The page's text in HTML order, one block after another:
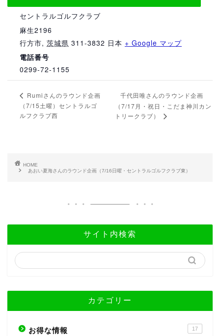
セントラルゴルフクラブ
麻生2196
行方市, 茨城県 311-3832 日本 + Google マップ
電話番号
0299-72-1155
Rumiさんのラウンド企画
（7/15土曜）セントラルゴ
ルフクラブ西
千代田唯さんのラウンド企画
（7/17月・祝日・こだま神川カン
トリークラブ）
HOME
あおい夏海さんのラウンド企画（7/16日曜・セントラルゴルフクラブ東）
サイト内検索
カテゴリー
お得な情報 17